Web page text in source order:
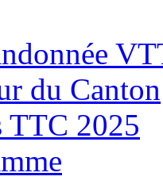
du Canton
TTC 2025